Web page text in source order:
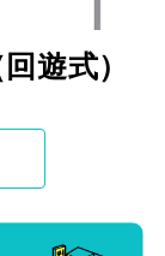
遊式）